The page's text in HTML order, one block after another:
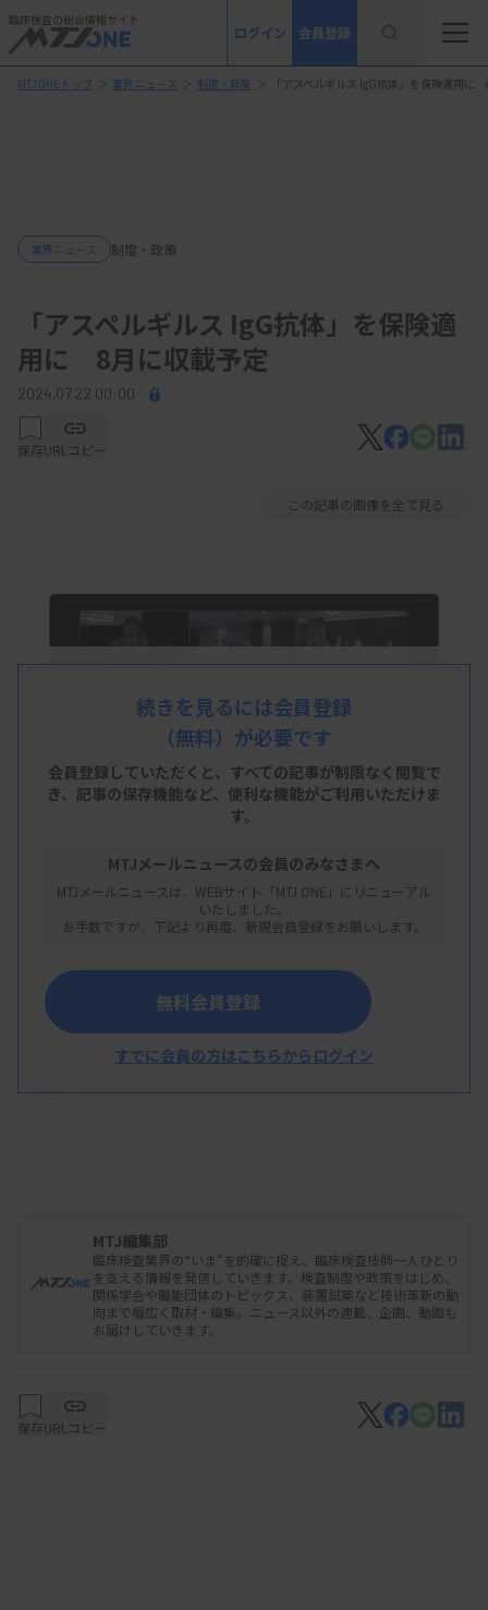
臨床検査の総合情報サイト
ログイン 会員登録
MTJONEトップ ＞ 業界ニュース ＞ 制度・政策 ＞ 「アスペルギルス IgG抗体」を保険適用に
業界ニュース 制度・政策
「アスペルギルス IgG抗体」を保険適
用に 8月に収載予定
2024.07.22 00:00
保存URLコピー
この記事の画像を全て見る
中医協は7月17日の総会で、バイオ・ラッド ラボ
ルス IgG抗体」について、血清中のアスペルギルス
IgG抗体の検出（アスペルギルス感染の診断の補
助）で保険適用することを了承した。8月に収載す
る予定。
る患者に対してELISA法（定量）で測定した場合に
算定できる。保険適用区分は「E3」（新項目）。
保険点数は、「D012 感染症免疫学的検査
42（1→3）-β-D-グルカン」の所定点数（195点）
続きを見るには会員登録
（無料）が必要です
会員登録していただくと、すべての記事が制限なく閲覧で
き、 記事の保存機能など、便利な機能がご利用いただけま
す。
MTJメールニュースの会員のみなさまへ
MTJメールニュースは、WEBサイト「MTJ ONE」にリニューアル
いたしました。
お手数ですが、下記より再度、新規会員登録をお願いします。
無料会員登録
すでに会員の方はこちらからログイン
MTJ編集部
臨床検査業界の“いま”を的確に捉え、臨床検査技師一人ひとり
を支える情報を発信していきます。検査制度や政策をはじめ、
関係学会や職能団体のトピックス、装置試薬など技術革新の動
向まで幅広く取材・編集。ニュース以外の連載、企画、動画も
お届けしていきます。
保存URLコピー